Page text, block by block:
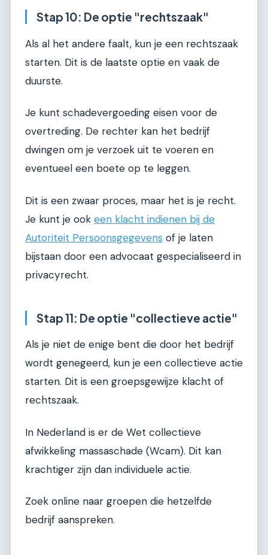
Stap 10: De optie "rechtszaak"
Als al het andere faalt, kun je een rechtszaak
starten. Dit is de laatste optie en vaak de
duurste.
Je kunt schadevergoeding eisen voor de
overtreding. De rechter kan het bedrijf
dwingen om je verzoek uit te voeren en
eventueel een boete op te leggen.
Dit is een zwaar proces, maar het is je recht.
Je kunt je ook een klacht indienen bij de
Autoriteit Persoonsgegevens of je laten
bijstaan door een advocaat gespecialiseerd in
privacyrecht.
Stap 11: De optie "collectieve actie"
Als je niet de enige bent die door het bedrijf
wordt genegeerd, kun je een collectieve actie
starten. Dit is een groepsgewijze klacht of
rechtszaak.
In Nederland is er de Wet collectieve
afwikkeling massaschade (Wcam). Dit kan
krachtiger zijn dan individuele actie.
Zoek online naar groepen die hetzelfde
bedrijf aanspreken.